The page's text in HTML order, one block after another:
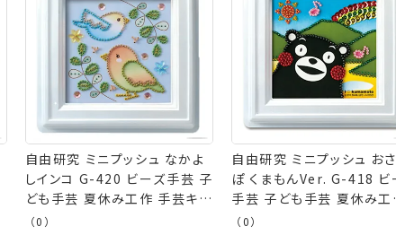
自由研究 ミニプッシュ なかよ
しインコ G-420 ビーズ手芸 子
ども手芸 夏休み工作 手芸キッ
ト nsk 手芸の山久
（0）
自由研究 ミニプッシュ お
ぽ くまもんVer. G-418 ビ
手芸 子ども手芸 夏休み工
手芸キット nsk 手芸の山
（0）